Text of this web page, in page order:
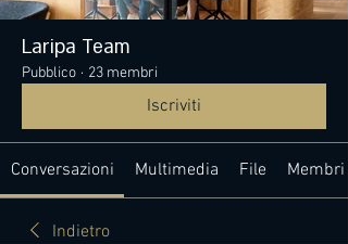
Laripa Team
Pubblico · 23 membri
Iscriviti
Conversazioni Multimedia File Membri
Indietro